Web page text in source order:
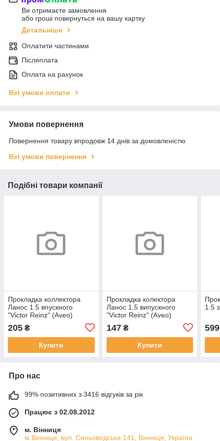
Ви отримаєте замовлення
або гроші повернуться на вашу картку
Детальніше
Оплатити частинами
Післяплата
Оплата на рахунок
Всі умови оплати
Умови повернення
Повернення товару впродовж 14 днів за домовленістю
Всі умови повернення
Подібні товари компанії
Прокладка коллектора
Ланос 1.5 впускного
"Victor Reinz" (Aveo)
205 ₴
Купити
Прокладка колектора
Ланос 1.5 випускного
"Victor Reinz" (Aveo)
147₴
Купити
1.5
599
Про нас
99% позитивних з 3416 відгуків за рік
Працює з 02.08.2012
м. Вінниця
м.Вінниця, вул. Синьоводська 141, Вінниця, Україна